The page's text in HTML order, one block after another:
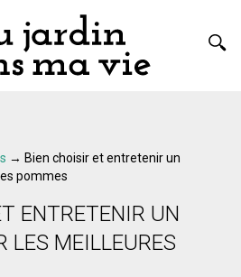
→ Bien choisir et entretenir un
pommes
ENTRETENIR UN
LES MEILLEURES